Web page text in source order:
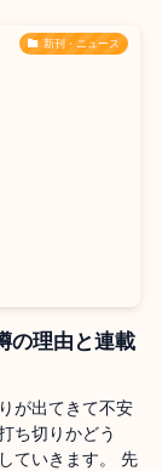
新刊・ニュース
の理由と連載
が出てきて不安
ち切りかどう
ていきます。 先